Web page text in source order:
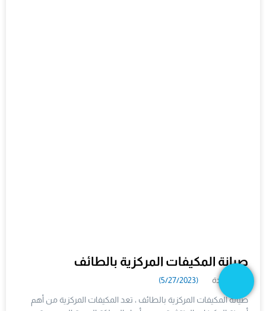
صيانة المكيفات المركزية بالطائف
(5/27/2023)
صيانة المكيفات المركزية بالطائف ، تعد المكيفات المركزية من أهم